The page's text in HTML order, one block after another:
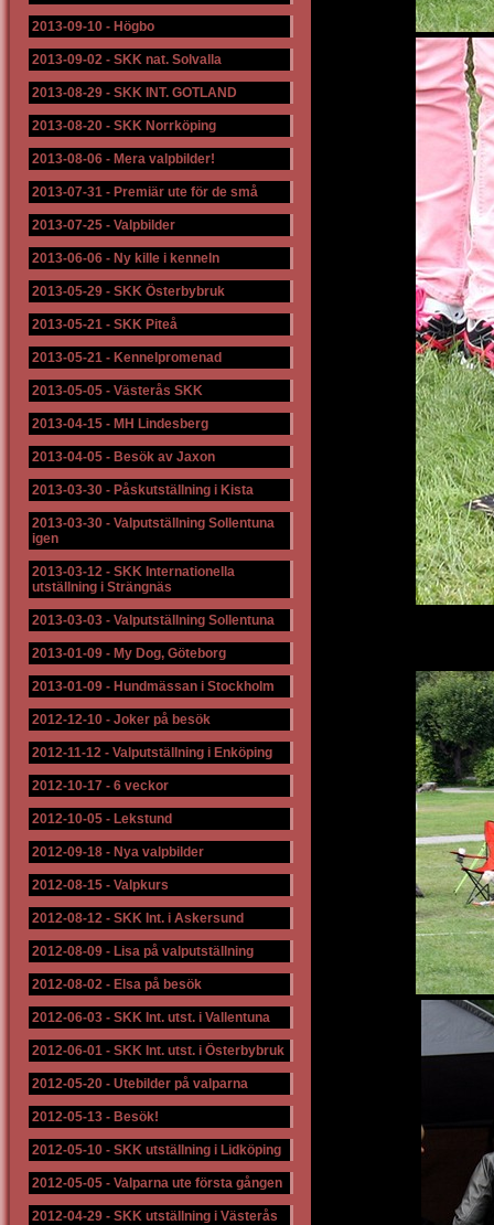
2013-09-10 - Högbo
2013-09-02 - SKK nat. Solvalla
2013-08-29 - SKK INT. GOTLAND
2013-08-20 - SKK Norrköping
2013-08-06 - Mera valpbilder!
2013-07-31 - Premiär ute för de små
2013-07-25 - Valpbilder
2013-06-06 - Ny kille i kenneln
2013-05-29 - SKK Österbybruk
2013-05-21 - SKK Piteå
2013-05-21 - Kennelpromenad
2013-05-05 - Västerås SKK
2013-04-15 - MH Lindesberg
2013-04-05 - Besök av Jaxon
2013-03-30 - Påskutställning i Kista
2013-03-30 - Valputställning Sollentuna
igen
2013-03-12 - SKK Internationella
utställning i Strängnäs
2013-03-03 - Valputställning Sollentuna
2013-01-09 - My Dog, Göteborg
2013-01-09 - Hundmässan i Stockholm
2012-12-10 - Joker på besök
2012-11-12 - Valputställning i Enköping
2012-10-17 - 6 veckor
2012-10-05 - Lekstund
2012-09-18 - Nya valpbilder
2012-08-15 - Valpkurs
2012-08-12 - SKK Int. i Askersund
2012-08-09 - Lisa på valputställning
2012-08-02 - Elsa på besök
2012-06-03 - SKK Int. utst. i Vallentuna
2012-06-01 - SKK Int. utst. i Österbybruk
2012-05-20 - Utebilder på valparna
2012-05-13 - Besök!
2012-05-10 - SKK utställning i Lidköping
2012-05-05 - Valparna ute första gången
2012-04-29 - SKK utställning i Västerås